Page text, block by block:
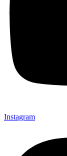
Instagram